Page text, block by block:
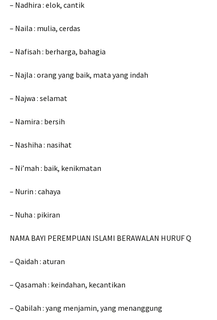
– Nadhira : elok, cantik
– Naila : mulia, cerdas
– Nafisah : berharga, bahagia
– Najla : orang yang baik, mata yang indah
– Najwa : selamat
– Namira : bersih
– Nashiha : nasihat
– Ni’mah : baik, kenikmatan
– Nurin : cahaya
– Nuha : pikiran
NAMA BAYI PEREMPUAN ISLAMI BERAWALAN HURUF Q
– Qaidah : aturan
– Qasamah : keindahan, kecantikan
– Qabilah : yang menjamin, yang menanggung